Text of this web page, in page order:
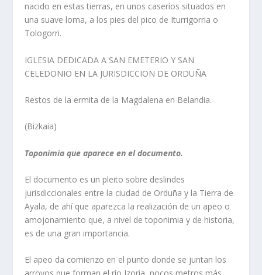
nacido en estas tierras, en unos caserí­os situados en
una suave loma, a los pies del pico de Iturrigorria o
Tologorri.
IGLESIA DEDICADA A SAN EMETERIO Y SAN
CELEDONIO EN LA JURISDICCION DE ORDUÑA
Restos de la ermita de la Magdalena en Belandia.
(Bizkaia)
Toponimia que aparece en el documento.
El documento es un pleito sobre deslindes
jurisdiccionales entre la ciudad de Orduña y la Tierra de
Ayala, de ahí­ que aparezca la realización de un apeo o
amojonamiento que, a nivel de toponimia y de historia,
es de una gran importancia.
El apeo da comienzo en el punto donde se juntan los